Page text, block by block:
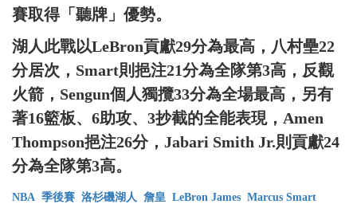
賽取得「聽牌」優勢。
湖人此戰以LeBron貢獻29分為最高，八村壘22
分居次，Smart則挹注21分為全隊第3高，反觀
火箭，Sengun個人獨攬33分為全場最高，另有
著16籃板、6助攻、3抄截的全能表現，Amen
Thompson挹注26分，Jabari Smith Jr.則貢獻24
分為全隊第3高。
NBA 季後賽 洛杉磯湖人 詹皇 LeBron James Marcus Smart